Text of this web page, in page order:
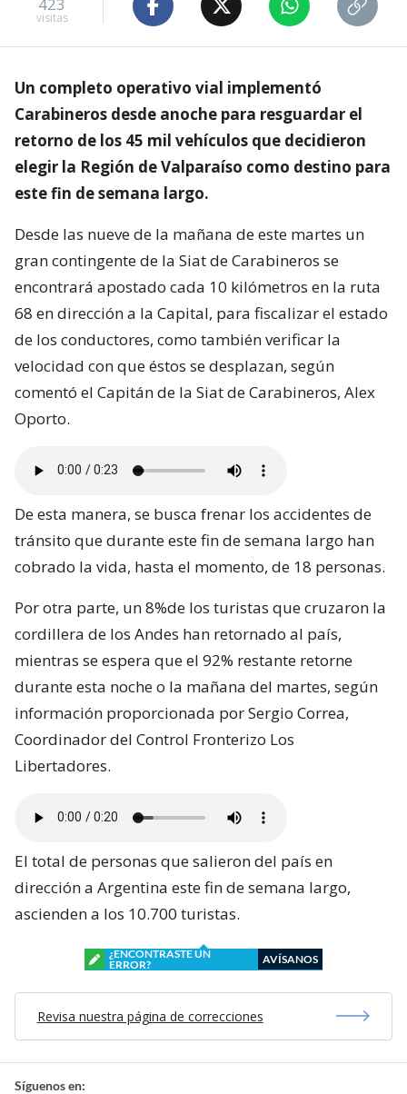
423
visitas
Un completo operativo vial implementó
Carabineros desde anoche para resguardar el
retorno de los 45 mil vehículos que decidieron
elegir la Región de Valparaíso como destino para
este fin de semana largo.
Desde las nueve de la mañana de este martes un
gran contingente de la Siat de Carabineros se
encontrará apostado cada 10 kilómetros en la ruta
68 en dirección a la Capital, para fiscalizar el estado
de los conductores, como también verificar la
velocidad con que éstos se desplazan, según
comentó el Capitán de la Siat de Carabineros, Alex
Oporto.
De esta manera, se busca frenar los accidentes de
tránsito que durante este fin de semana largo han
cobrado la vida, hasta el momento, de 18 personas.
Por otra parte, un 8%de los turistas que cruzaron la
cordillera de los Andes han retornado al país,
mientras se espera que el 92% restante retorne
durante esta noche o la mañana del martes, según
información proporcionada por Sergio Correa,
Coordinador del Control Fronterizo Los
Libertadores.
El total de personas que salieron del país en
dirección a Argentina este fin de semana largo,
ascienden a los 10.700 turistas.
¿ENCONTRASTE UN
ERROR?
AVÍSANOS
Revisa nuestra página de correcciones
Síguenos en: